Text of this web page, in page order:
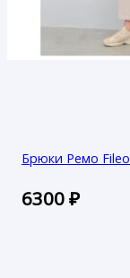
Брюки Ремо Fileo
6300₽